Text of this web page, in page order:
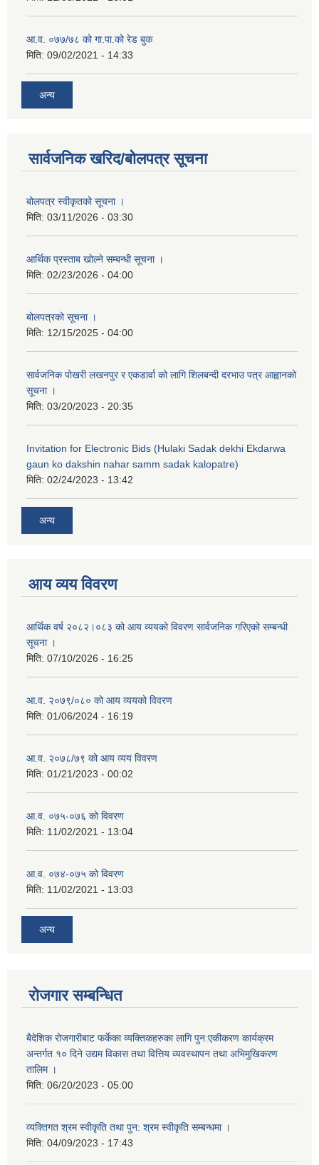
आ.व. ०७७/७८ को गा.पा.को रेड बुक
मिति: 09/02/2021 - 14:33
अन्य
सार्वजनिक खरिद/बोलपत्र सूचना
बोलपत्र स्वीकृतको सूचना ।
मिति: 03/11/2026 - 03:30
आर्थिक प्रस्ताब खोल्ने सम्बन्धी सूचना ।
मिति: 02/23/2026 - 04:00
बोलपत्रको सूचना ।
मिति: 12/15/2025 - 04:00
सार्वजनिक पोखरी लखनपुर र एकडार्वा को लागि शिलबन्दी दरभाउ पत्र आह्वानको
सूचना ।
मिति: 03/20/2023 - 20:35
Invitation for Electronic Bids (Hulaki Sadak dekhi Ekdarwa
gaun ko dakshin nahar samm sadak kalopatre)
मिति: 02/24/2023 - 13:42
अन्य
आय व्यय विवरण
आर्थिक वर्ष २०८२।०८३ को आय व्ययको विवरण सार्वजनिक गरिएको सम्बन्धी
सूचना ।
मिति: 07/10/2026 - 16:25
आ.व. २०७९/०८० को आय व्ययको विवरण
मिति: 01/06/2024 - 16:19
आ.व. २०७८/७९ को आय व्यय विवरण
मिति: 01/21/2023 - 00:02
आ.व. ०७५-०७६ को विवरण
मिति: 11/02/2021 - 13:04
आ.व. ०७४-०७५ को विवरण
मिति: 11/02/2021 - 13:03
अन्य
रोजगार सम्बन्धित
बैदेशिक रोजगारीबाट फर्केका व्यक्तिकहरुका लागि पुन:एकीकरण कार्यक्रम
अन्तर्गत १० दिने उद्यम विकास तथा वित्तिय व्यवस्थापन तथा अभिमुखिकरण
तालिम ।
मिति: 06/20/2023 - 05:00
व्यक्तिगत श्रम स्वीकृति तथा पुन: श्रम स्वीकृति सम्बन्धमा ।
मिति: 04/09/2023 - 17:43